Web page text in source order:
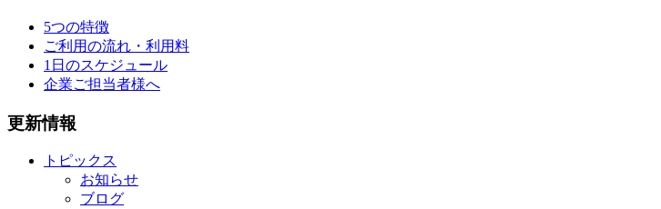
5つの特徴
ご利用の流れ・利用料
1日のスケジュール
企業ご担当者様へ
更新情報
トピックス
お知らせ
ブログ